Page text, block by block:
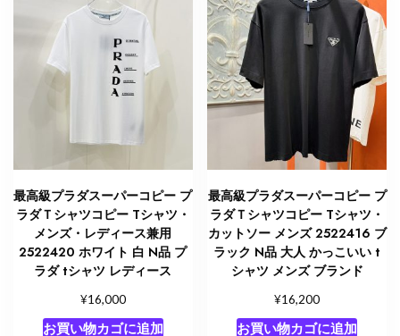
最高級プラダスーパーコピー プ
ラダＴシャツコピー Tシャツ・
メンズ・レディース兼用
2522420 ホワイト 白 N品 プ
ラダ tシャツ レディース
¥16,000
お買い物カゴに追加
最高級プラダスーパーコピー プ
ラダＴシャツコピー Tシャツ・
カットソー メンズ 2522416 ブ
ラック N品 大人 かっこいい t
シャツ メンズ ブランド
¥16,200
お買い物カゴに追加